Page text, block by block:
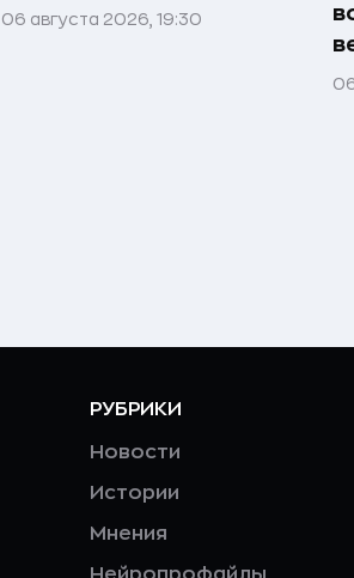
06 августа 2026, 19:30
РУБРИКИ
Новости
Истории
Мнения
Нейропрофайлы